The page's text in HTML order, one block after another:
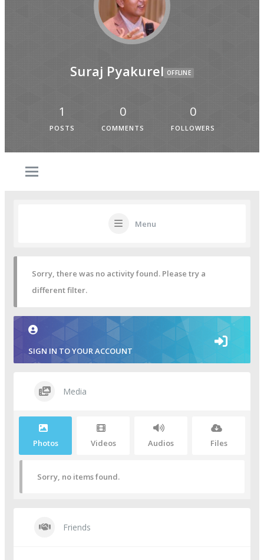
Suraj Pyakurel OFFLINE
1
POSTS
0
COMMENTS
0
FOLLOWERS
Menu
Sorry, there was no activity found. Please try a
different filter.
SIGN IN TO YOUR ACCOUNT
Media
Photos Videos Audios Files
Sorry, no items found.
Friends